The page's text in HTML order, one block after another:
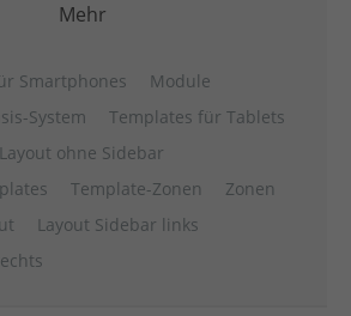
Mehr
Smartphones
Module
System
Templates für Tablets
Layout ohne Sidebar
Template-Zonen
Zonen
Layout Sidebar links